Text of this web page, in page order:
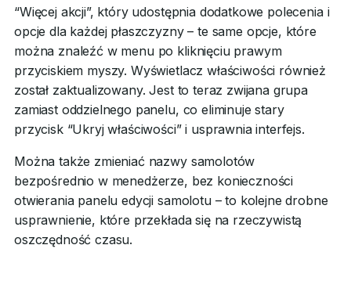
“Więcej akcji”, który udostępnia dodatkowe polecenia i
opcje dla każdej płaszczyzny – te same opcje, które
można znaleźć w menu po kliknięciu prawym
przyciskiem myszy. Wyświetlacz właściwości również
został zaktualizowany. Jest to teraz zwijana grupa
zamiast oddzielnego panelu, co eliminuje stary
przycisk “Ukryj właściwości” i usprawnia interfejs.
Można także zmieniać nazwy samolotów
bezpośrednio w menedżerze, bez konieczności
otwierania panelu edycji samolotu – to kolejne drobne
usprawnienie, które przekłada się na rzeczywistą
oszczędność czasu.